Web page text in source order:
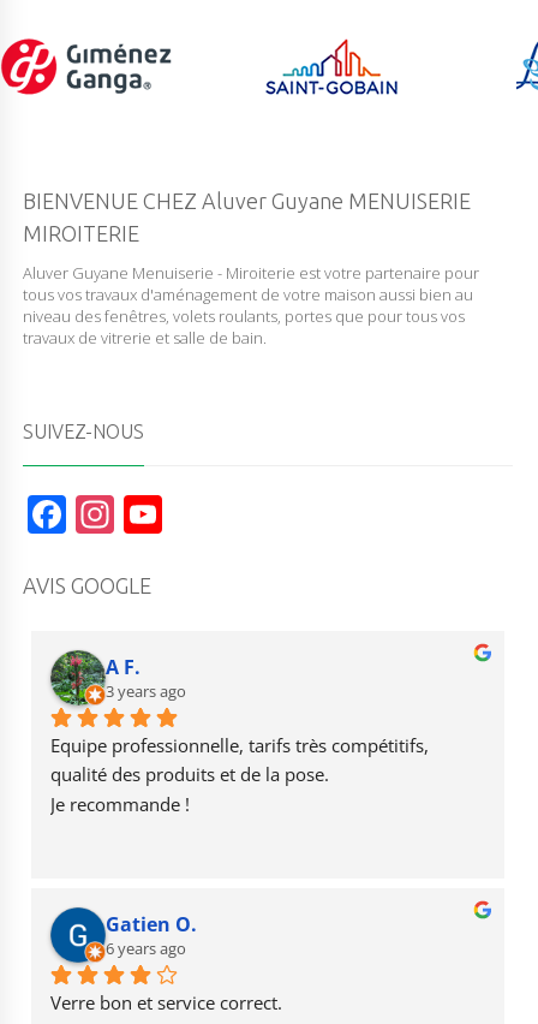
BIENVENUE CHEZ Aluver Guyane MENUISERIE
MIROITERIE
Aluver Guyane Menuiserie - Miroiterie est votre partenaire pour
tous vos travaux d'aménagement de votre maison aussi bien au
niveau des fenêtres, volets roulants, portes que pour tous vos
travaux de vitrerie et salle de bain.
SUIVEZ-NOUS
F
a
c
b
o
o
k
In
st
a
r
a
m
b
e
AVIS GOOGLE
A F.
3 years ago
Equipe professionnelle, tarifs très compétitifs,
qualité des produits et de la pose.
Je recommande !
Gatien O.
6 years ago
Verre bon et service correct.